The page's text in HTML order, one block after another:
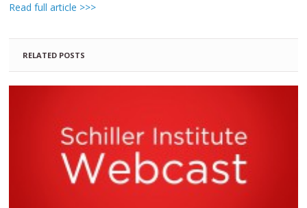
Read full article >>>
RELATED POSTS